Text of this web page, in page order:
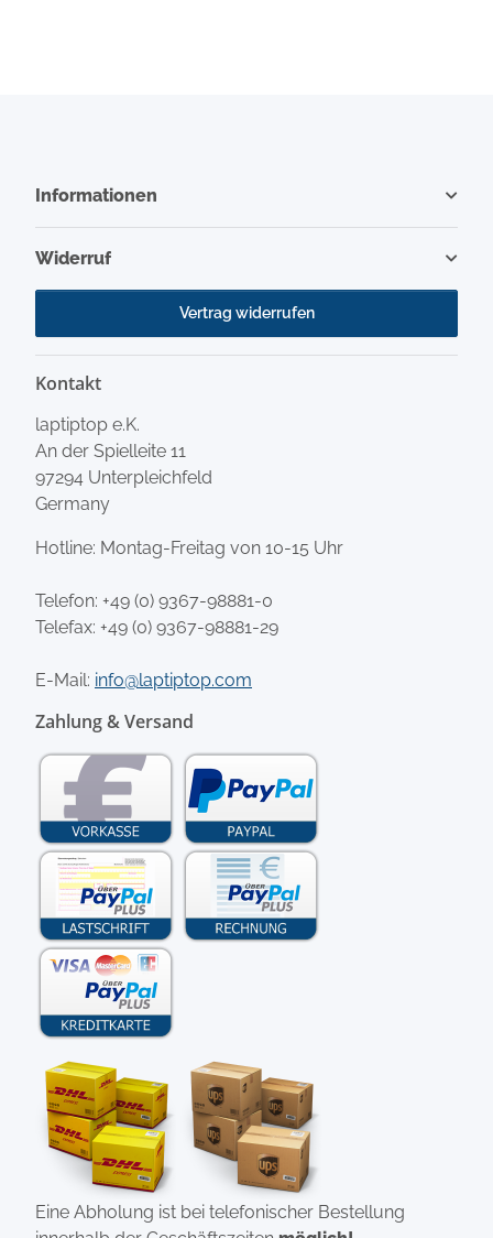
Informationen
Widerruf
Vertrag widerrufen
Kontakt
laptiptop e.K.
An der Spielleite 11
97294 Unterpleichfeld
Germany
Hotline: Montag-Freitag von 10-15 Uhr
Telefon: +49 (0) 9367-98881-0
Telefax: +49 (0) 9367-98881-29
E-Mail: info@laptiptop.com
Zahlung & Versand
Eine Abholung ist bei telefonischer Bestellung